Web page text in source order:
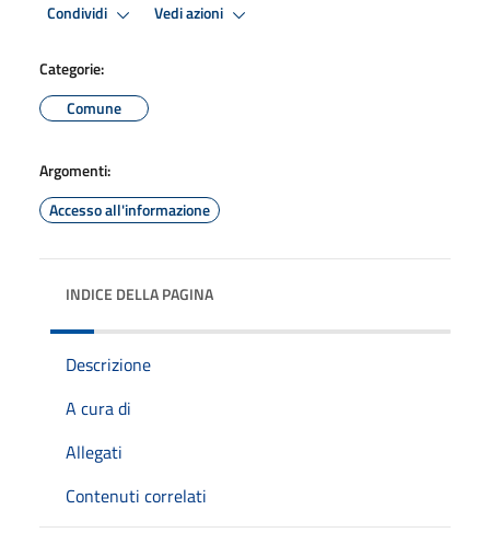
Condividi Vedi azioni
Categorie:
Comune
Argomenti:
Accesso all'informazione
INDICE DELLA PAGINA
Descrizione
A cura di
Allegati
Contenuti correlati